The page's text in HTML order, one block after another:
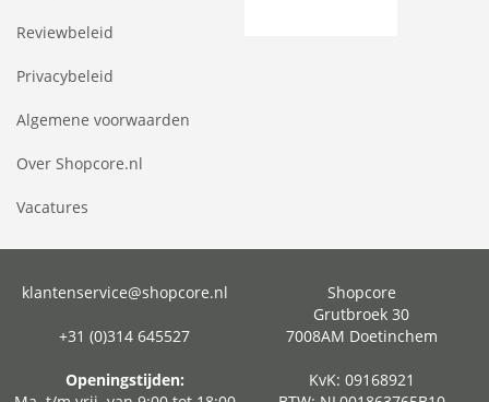
Reviewbeleid
Privacybeleid
Algemene voorwaarden
Over Shopcore.nl
Vacatures
klantenservice@shopcore.nl
+31 (0)314 645527
Openingstijden:
Shopcore
Grutbroek 30
7008AM Doetinchem
KvK: 09168921